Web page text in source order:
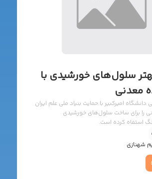
سلول‌های خورشیدی با
معدنی
امیرکبیر با حمایت بنیاد ملی علم ایران
را برای ساخت سلول‌های خورشیدی
استفاه کرده است.
شهنازی